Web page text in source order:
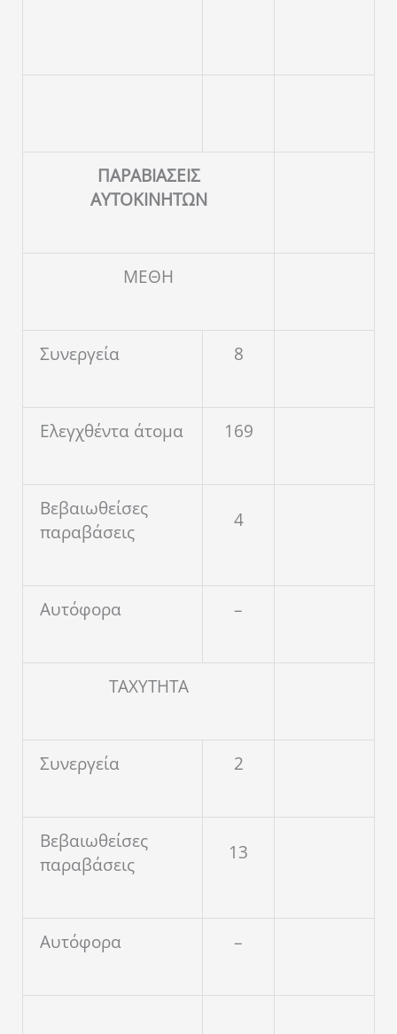
ΠΑΡΑΒΙΑΣΕΙΣ
ΑΥΤΟΚΙΝΗΤΩΝ
ΜΕΘΗ
Συνεργεία 8
Ελεγχθέντα άτομα 169
Βεβαιωθείσες
παραβάσεις
4
Αυτόφορα –
ΤΑΧΥΤΗΤΑ
Συνεργεία 2
Βεβαιωθείσες
παραβάσεις
13
Αυτόφορα –